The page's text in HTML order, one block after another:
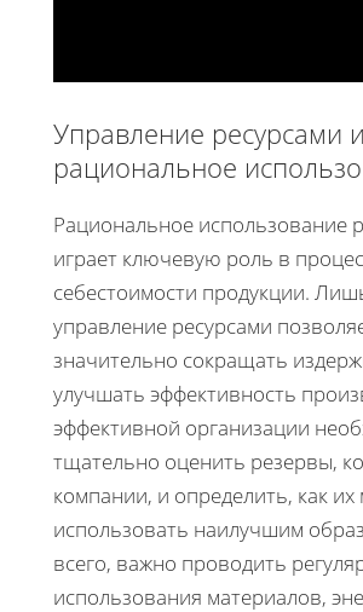
Управление ресурсами
рациональное
Рациональное использование
играет ключевую роль в
себестоимости продукции.
управление ресурсами
значительно сокращать
улучшать эффективность
эффективной организации
тщательно оценить резервы,
компании, и определить, как
использовать наилучшим
всего, важно проводить
использования материалов,